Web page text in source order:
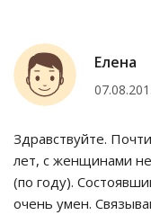
Елена
Здравствуйте.
лет, с женщинами
(по году).
очень умен.